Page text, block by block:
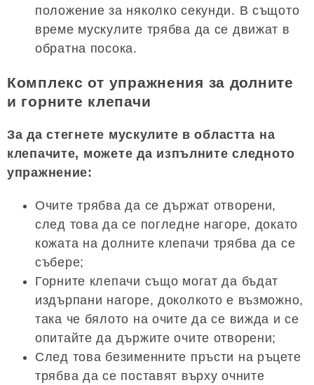
положение за няколко секунди. В същото
време мускулите трябва да се движат в
обратна посока.
Комплекс от упражнения за долните
и горните клепачи
За да стегнете мускулите в областта на
клепачите, можете да изпълните следното
упражнение:
Очите трябва да се държат отворени,
след това да се погледне нагоре, докато
кожата на долните клепачи трябва да се
събере;
Горните клепачи също могат да бъдат
издърпани нагоре, доколкото е възможно,
така че бялото на очите да се вижда и се
опитайте да държите очите отворени;
След това безименните пръсти на ръцете
трябва да се поставят върху очните